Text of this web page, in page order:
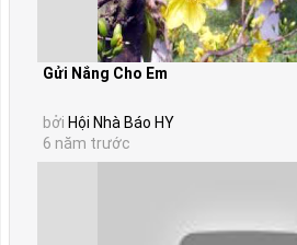
Gửi Nắng Cho Em
bởi Hội Nhà Báo HY
6 năm trước